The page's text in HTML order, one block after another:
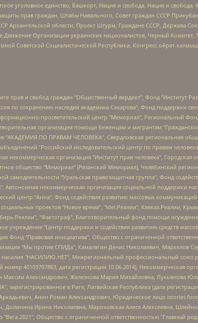
уголовное единство, Башкорт, Нация и свобода, Нация и
прав граждан, Штабы Навального, Совет граждан СССР
области, Проект Штурм, Граждане СССР, Держава
Организации украинских националистов, Черный Комитет,
Советской Социалистической Республики, Конгресс ойрат-
"Главный редактор 2021", Общество с ограниченной ответственностью "Ромашки монолит", Важенков Артем Валерьевич, Ивановская областная общественная организация "Центр гендерных исследований", Гурман Юрий Альбертович, Медиапроект "ОВД-Инфо", Егоров Владимир Владимирович, Жилинский Владимир Александрович, Общество с ограниченной ответственностью "ЗП", Иванова София Юрьевна, Карезина Инна Павловна, Кильтау Екатерина Викторовна, Петров Алексей Викторович, Пискунов Сергей Евгеньевич, Смирнов Сергей Сергеевич, Тихонов Михаил Сергеевич, Общество с ограниченной ответственностью "ЖУРНАЛИСТ-ИНОСТРАННЫЙ АГЕНТ", Арапова Галина Юрьевна, Вольтская Татьяна Анатольевна, Американская компания "Mason G.E.S. Anonymous Foundation" (США), являющаяся владельцем интернет-издания https://mnews.world/, Компания "Stichting Bellingcat", зарегистрированная в Нидерландах (дата регистрации 11.07.2018), Захаров Андрей Вячеславович, Клепиковская Екатерина Дмитриевна, Общество с ограниченной ответственностью "МЕМО", Перл Роман Александрович, Симонов Евгений Алексеевич, Соловьева Елена Анатольевна, Сотников Даниил Владимирович, Сурначева Елизавета Дмитриевна, Автономная некоммерческая организация по защите прав человека и информированию населения "Якутия – Наше Мнение", Общество с ограниченной ответственностью "Москоу диджитал медиа", с 26.01.2023 Общество с ограниченной ответственностью "Чайка Белые сады", Ветошкина Валерия Валерьевна, Заговора Максим Александрович, Межрегиональное общественное движение "Российская ЛГБТ - сеть", Оленичев Максим Владимирович, Павлов Иван Юрьевич, Скворцова Елена Сергеевна, Общество с ограниченной ответственностью "Как бы инагент", Кочетков Игорь Викторович, Общество с ограниченной ответственностью "Честные выборы", Еланчик Олег Александрович, Общество с ограниченной ответственностью "Нобелевский призыв", Гималова Регина Эмилевна, Григорьев Андрей Валерьевич, Григорьева Алина Александровна, Ассоциация по содействию защите прав призывников, альтернативнослужащих и военнослужащих "Правозащитная группа "Гражданин.Армия.Право", Хисамова Регина Фаритовна, Автономная некоммерческая организация по реализации социально-правовых программ "Лилит", Дальневосточное общественное движение "Маяк", Санкт-Петербургская ЛГБТ-инициативная группа "Выход", Инициативная группа ЛГБТ+ "Реверс", Алексеев Андрей Викторович, Бекбулатова Таисия Львовна, Беляев Иван Михайлович, Владыкина Елена Сергеевна, Гельман Марат Александрович, Никульшина Вероника Юрьевна, Толоконникова Надежда Андреевна, Шендерович Виктор Анатольевич, Общество с ограниченной ответственностью "Данное сообщение", Общество с ограниченной ответственностью Издательский дом "Новая глава", Айнбиндер Александра Александровна, Московский комьюнити-центр для ЛГБТ+инициатив, Благотворительный фонд развития филантропии, Deutsche Welle (Германия, Kurt-Schumacher-Strasse 3, 53113 Bonn), Борзунова Мария Михайловна, Воробьев Виктор Викторович, Голубева Анна Львовна, Константинова Алла